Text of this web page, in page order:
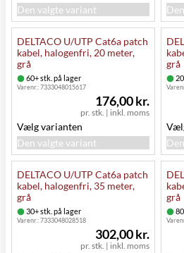
Den valgte variant
DELTACO U/UTP Cat6a patch
kabel, halogenfri, 20 meter,
grå
60+ stk. på lager
Varenr.:7333048015617
pr. stk. | inkl. moms
176,00 kr.
Vælg varianten
Den valgte variant
grå
DELTACO U/UTP Cat6a patch
kabel, halogenfri, 35 meter,
grå
30+ stk. på lager
Varenr.:7333048028518
pr. stk. | inkl. moms
302,00 kr.
grå